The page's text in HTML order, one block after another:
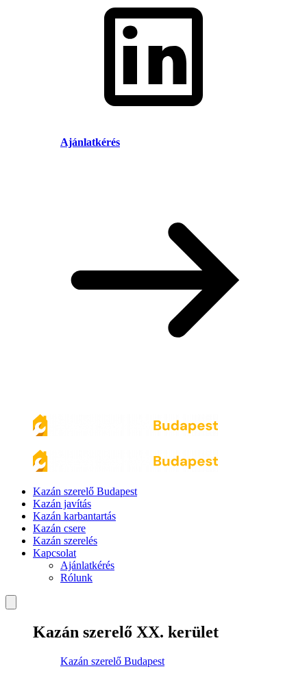
Ajánlatkérés
Kazán szerelő Budapest
Kazán javítás
Kazán karbantartás
Kazán csere
Kazán szerelés
Kapcsolat
Ajánlatkérés
Rólunk
Kazán szerelő XX. kerület
Kazán szerelő Budapest